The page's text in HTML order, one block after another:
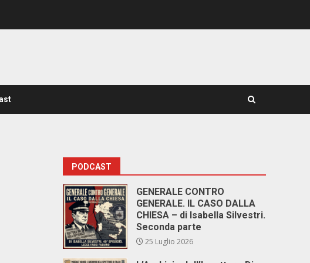
PODCAST
GENERALE CONTRO
GENERALE. IL CASO DALLA
CHIESA – di Isabella Silvestri.
Seconda parte
25 Luglio 2026